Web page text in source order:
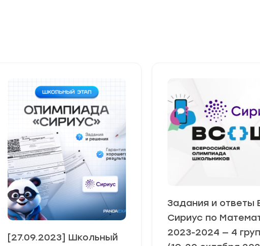
[27.09.2023] Школьный
Задания и
Сириус по
2023-2024 — 4